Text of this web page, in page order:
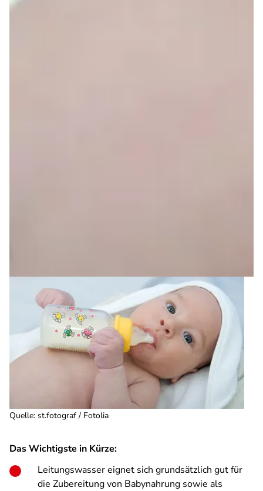
Quelle: st.fotograf / Fotolia
Das Wichtigste in Kürze:
Leitungswasser eignet sich grundsätzlich gut für
die Zubereitung von Babynahrung sowie als